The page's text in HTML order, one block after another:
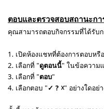
ตอบและตรวจสอบสถานะก
คุณสามารถตอบกิจกรรมที่ได้รับ
1. เปิดห้องแชทที่ต้องการตอบห
2. เลือกที่ "ดูตอนนี้" ในข้อความ
3. เลือกที่ "ตอบ"
4. เลือกตอบ "✓ ? ☓" อย่างใดอย่